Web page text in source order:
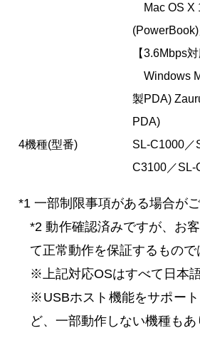
Mac OS X
(PowerBook)
【3.6Mbps
Windows
製PDA)
PDA)
4機種(型番)
SL-C1000／
C3100／SL-
*1 一部制限事項がある場合がご
*2 動作確認済みですが、お
て正常動作を保証するもので
※上記対応OSはすべて日本
※USBホスト機能をサポー
ど、一部動作しない機種もあ